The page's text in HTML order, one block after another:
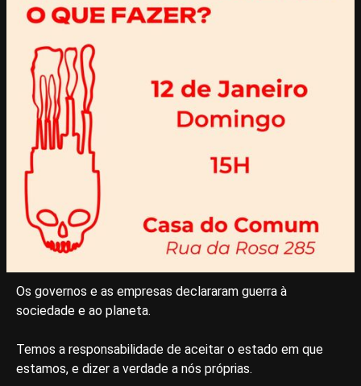
Os governos e as empresas declararam guerra à
sociedade e ao planeta.
Temos a responsabilidade de aceitar o estado em que
estamos, e dizer a verdade a nós próprias.